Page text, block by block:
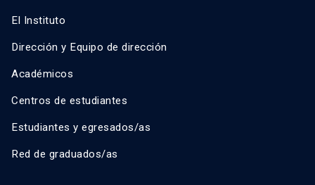
El Instituto
Dirección y Equipo de dirección
Académicos
Centros de estudiantes
Estudiantes y egresados/as
Red de graduados/as